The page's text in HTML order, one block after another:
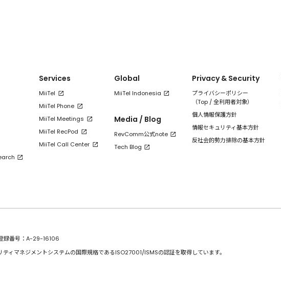
Services
MiiTel
MiiTel Phone
MiiTel Meetings
MiiTel RecPod
MiiTel Call Center
Global
MiiTel Indonesia
Media / Blog
RevComm公式note
Tech Blog
Privacy & Security
プライバシーポリシー
（Top /全利用者対象）
個人情報保護方針
情報セキュリティ基本方針
反社会的勢力排除の基本方針
録番号：A-29-16106
ィマネジメントシステムの国際規格であるISO27001/ISMSの認証を取得しています。